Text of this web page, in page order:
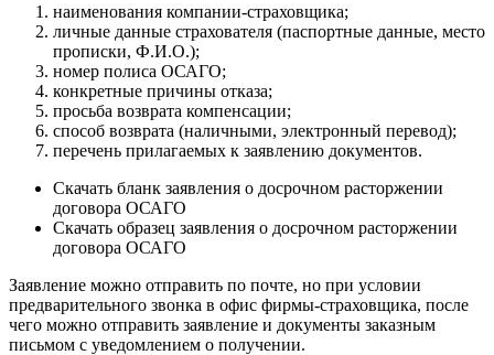
наименования компании-страховщика;
личные данные страхователя (паспортные данные, место
прописки, Ф.И.О.);
номер полиса ОСАГО;
конкретные причины отказа;
просьба возврата компенсации;
способ возврата (наличными, электронный перевод);
перечень прилагаемых к заявлению документов.
Скачать бланк заявления о досрочном расторжении
договора ОСАГО
Скачать образец заявления о досрочном расторжении
договора ОСАГО
Заявление можно отправить по почте, но при условии
предварительного звонка в офис фирмы-страховщика, после
чего можно отправить заявление и документы заказным
письмом с уведомлением о получении.